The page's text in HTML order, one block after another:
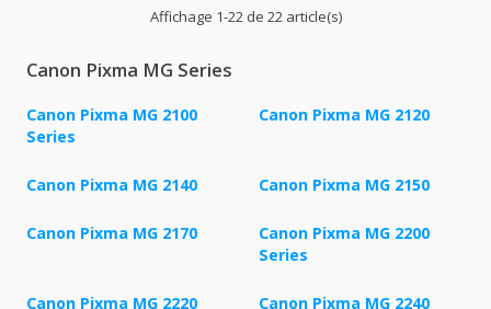
Affichage 1-22 de 22 article(s)
Canon Pixma MG Series
Canon Pixma MG 2100
Series
Canon Pixma MG 2120
Canon Pixma MG 2140 Canon Pixma MG 2150
Canon Pixma MG 2170
Canon Pixma MG 2200
Series
Canon Pixma MG 2220 Canon Pixma MG 2240